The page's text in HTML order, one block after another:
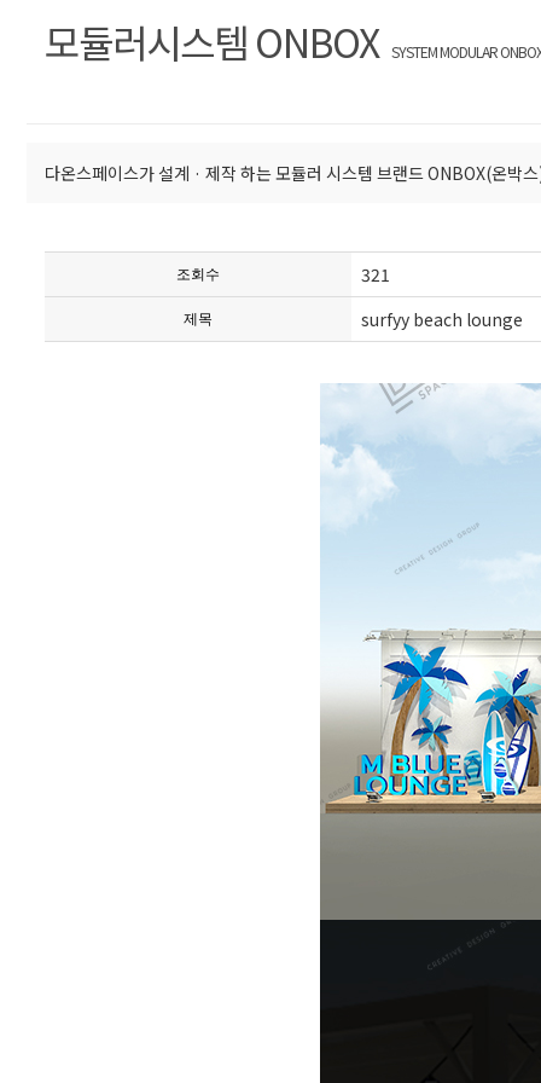
모듈러시스템 ONBOX SYSTEM MODULAR
다온스페이스가 설계 · 제작 하는 모듈러 시스템 브랜드 ONBOX(온박
조회수 321
제목 surfyy beach lounge